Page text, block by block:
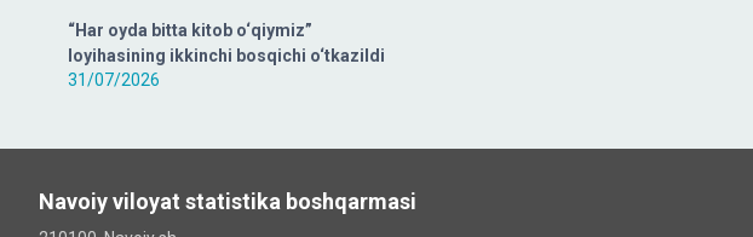
“Har oyda bitta kitob o‘qiymiz”
loyihasining ikkinchi bosqichi o‘tkazildi
31/07/2026
Navoiy viloyat statistika boshqarmasi